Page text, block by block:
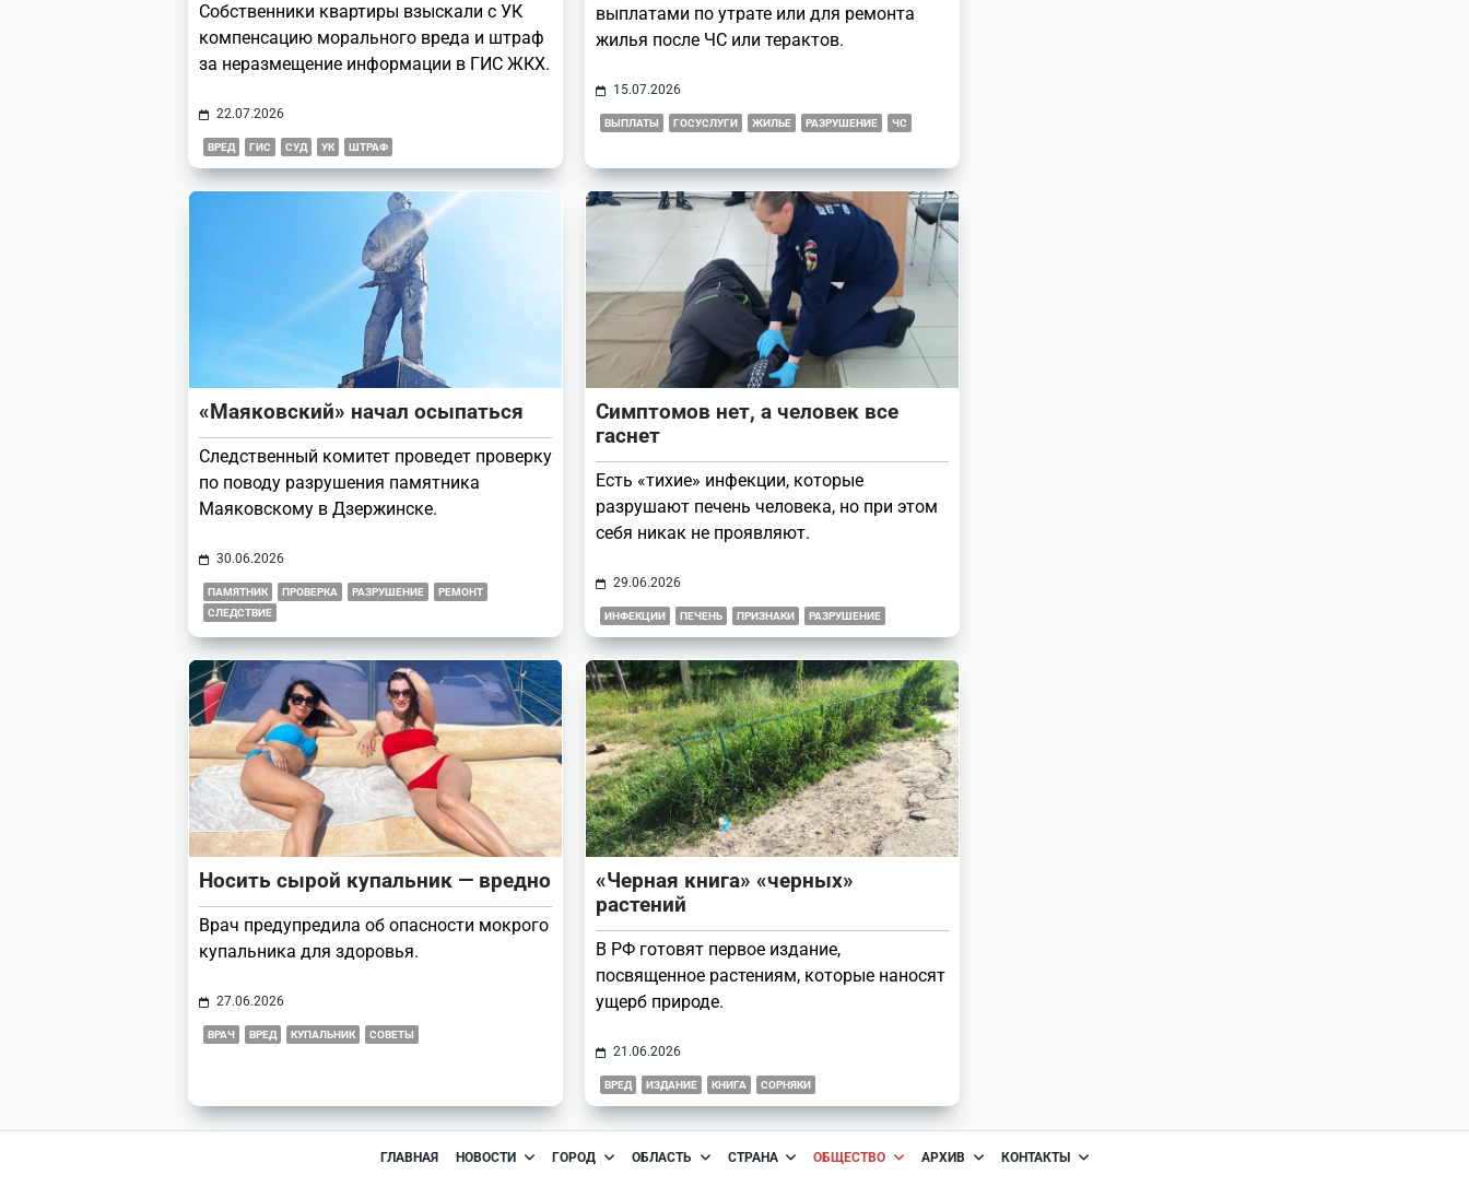
Собственники квартиры взыскали с УК
компенсацию морального вреда и штраф
за неразмещение информации в ГИС ЖКХ.
22.07.2026
ВРЕД ГИС СУД УК ШТРАФ
выплатами по утрате или для ремонта
жилья после ЧС или терактов.
15.07.2026
ВЫПЛАТЫ ГОСУСЛУГИ ЖИЛЬЕ РАЗРУШЕНИЕ ЧС
«Маяковский» начал осыпаться
Следственный комитет проведет проверку
по поводу разрушения памятника
Маяковскому в Дзержинске.
30.06.2026
ПАМЯТНИК ПРОВЕРКА РАЗРУШЕНИЕ
РЕМОНТ
СЛЕДСТВИЕ
Симптомов нет, а человек все
гаснет
Есть «тихие» инфекции, которые
разрушают печень человека, но при этом
себя никак не проявляют.
29.06.2026
ИНФЕКЦИИ ПЕЧЕНЬ ПРИЗНАКИ РАЗРУШЕНИЕ
Носить сырой купальник — вредно
Врач предупредила об опасности мокрого
купальника для здоровья.
27.06.2026
ВРАЧ ВРЕД КУПАЛЬНИК СОВЕТЫ
«Черная книга» «черных»
растений
В РФ готовят первое издание,
посвященное растениям, которые наносят
ущерб природе.
21.06.2026
ВРЕД ИЗДАНИЕ КНИГА СОРНЯКИ
ГЛАВНАЯ НОВОСТИ ГОРОД ОБЛАСТЬ СТРАНА ОБЩЕСТВО АРХИВ КОНТАКТЫ